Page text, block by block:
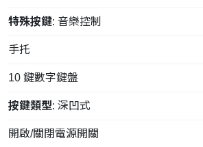
特殊按鍵: 音樂控制
手托
10 鍵數字鍵盤
按鍵類型: 深凹式
開啟/關閉電源開關